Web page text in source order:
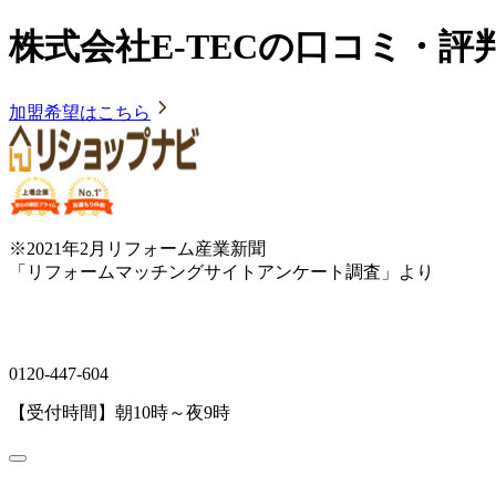
株式会社E-TECの口コミ・評
加盟希望はこちら
※2021年2月リフォーム産業新聞
「リフォームマッチングサイトアンケート調査」より
0120-447-604
【受付時間】朝10時～夜9時